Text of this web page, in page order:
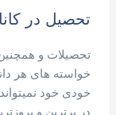
تحصیل در
تحصیلات و
خواسته های هر
خودی خود
در برترین و